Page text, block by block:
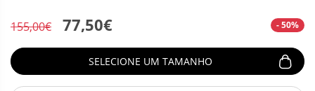
155,00€ 77,50€ - 50%
SELECIONE UM TAMANHO